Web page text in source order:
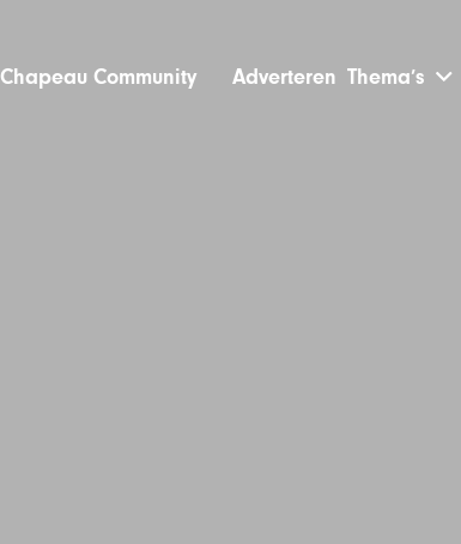
Chapeau Community Adverteren Thema’s